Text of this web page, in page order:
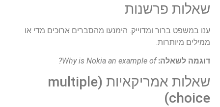
שאלות פרשנות
ענו במשפט ברור ומדוייק. הימנעו מהסברים ארוכים מדי או
ממילים מיותרות.
דוגמה לשאלה: Why is Nokia an example of?
שאלות אמריקאיות (multiple
choice)